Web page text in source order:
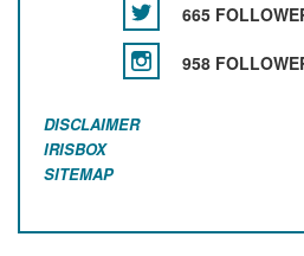
665
958
DISCLAIMER
IRISBOX
SITEMAP